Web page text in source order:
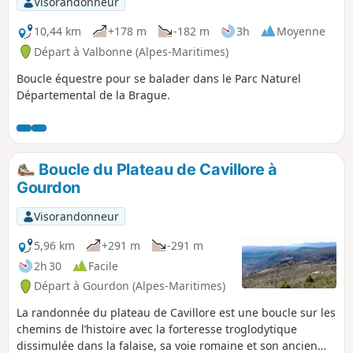
quelques difficultés sur cette randonnée ; Voir
les commentaires en bas de cette fiche
10,44 km
+178 m -182 m 3h
Moyenne
Départ à Valbonne (Alpes-Maritimes)
Boucle équestre pour se balader dans le Parc Naturel
Départemental de la Brague.
Boucle du Plateau de Cavillore à
Gourdon
Visorandonneur
5,96 km
+291 m
-291 m
2h 30
Facile
Départ à Gourdon (Alpes-Maritimes)
La randonnée du plateau de Cavillore est une boucle sur les
chemins de l’histoire avec la forteresse troglodytique
dissimulée dans la falaise, sa voie romaine et son ancien